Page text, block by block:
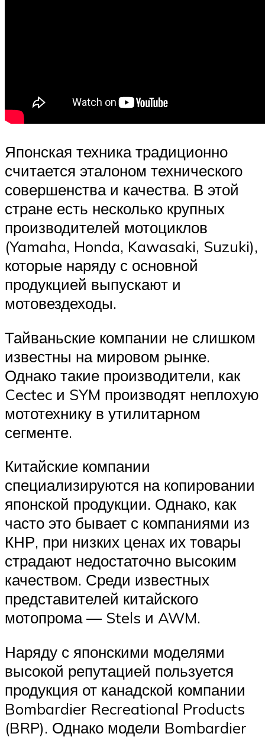
Японская техника традиционно
считается эталоном технического
совершенства и качества. В этой
стране есть несколько крупных
производителей мотоциклов
(Yamaha, Honda, Kawasaki, Suzuki),
которые наряду с основной
продукцией выпускают и
мотовездеходы.
Тайваньские компании не слишком
известны на мировом рынке.
Однако такие производители, как
Cectec и SYM производят неплохую
мототехнику в утилитарном
сегменте.
Китайские компании
специализируются на копировании
японской продукции. Однако, как
часто это бывает с компаниями из
КНР, при низких ценах их товары
страдают недостаточно высоким
качеством. Среди известных
представителей китайского
мотопрома — Stels и AWM.
Наряду с японскими моделями
высокой репутацией пользуется
продукция от канадской компании
Bombardier Recreational Products
(BRP). Однако модели Bombardier